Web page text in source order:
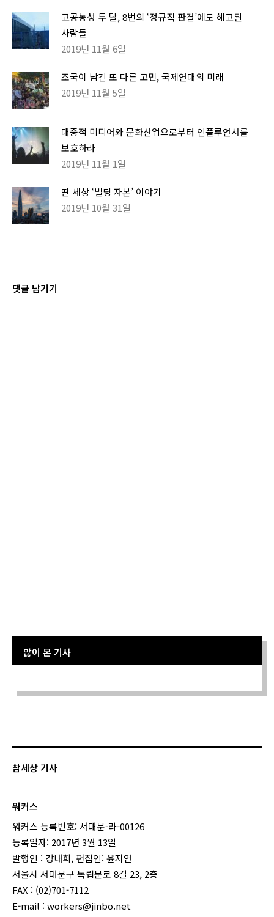
고공농성 두 달, 8번의 ‘정규직 판결’에도 해고된
사람들
2019년 11월 6일
조국이 남긴 또 다른 고민, 국제연대의 미래
2019년 11월 5일
대중적 미디어와 문화산업으로부터 인플루언서를
보호하라
2019년 11월 1일
딴 세상 ‘빌딩 자본’ 이야기
2019년 10월 31일
댓글 남기기
많이 본 기사
참세상 기사
워커스
워커스 등록번호: 서대문-라-00126
등록일자: 2017년 3월 13일
발행인 : 강내희, 편집인: 윤지연
서울시 서대문구 독립문로 8길 23, 2층
FAX : (02)701-7112
E-mail : workers@jinbo.net